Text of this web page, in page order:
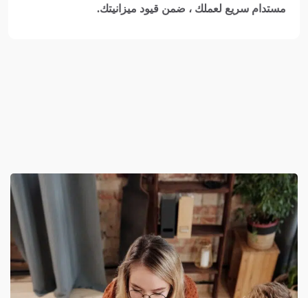
مستدام سريع لعملك ، ضمن قيود ميزانيتك.